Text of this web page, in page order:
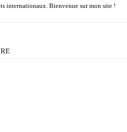
internationaux. Bienvenue sur mon site !